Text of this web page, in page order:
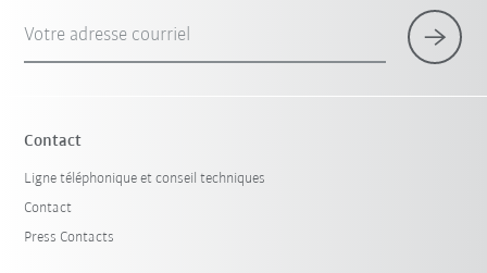
Votre adresse courriel
Contact
Ligne téléphonique et conseil techniques
Contact
Press Contacts